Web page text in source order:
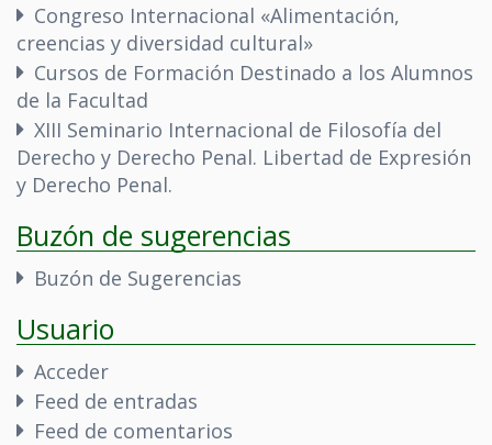
Congreso Internacional «Alimentación,
creencias y diversidad cultural»
Cursos de Formación Destinado a los Alumnos
de la Facultad
XIII Seminario Internacional de Filosofía del
Derecho y Derecho Penal. Libertad de Expresión
y Derecho Penal.
Buzón de sugerencias
Buzón de Sugerencias
Usuario
Acceder
Feed de entradas
Feed de comentarios